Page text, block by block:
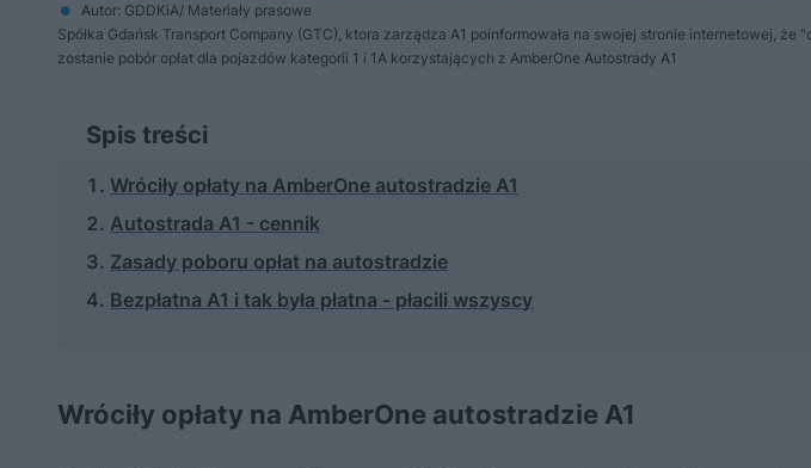
Autor: GDDKiA/ Materiały prasowe
Spółka Gdańsk Transport Company (GTC), ktora zarządza A1 poinformowała na swojej stronie internetowej,
zostanie pobór opłat dla pojazdów kategorii 1 i 1A korzystających z AmberOne Autostrady A1
Spis treści
Wróciły opłaty na AmberOne autostradzie A1
Autostrada A1 - cennik
Zasady poboru opłat na autostradzie
Bezpłatna A1 i tak była płatna - płacili wszyscy
Wróciły opłaty na AmberOne autostradzie A1